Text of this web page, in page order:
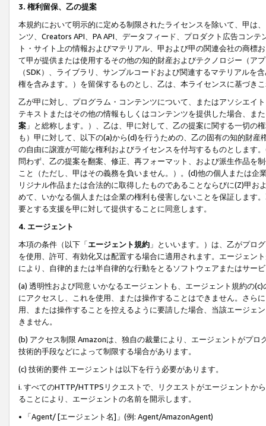
3. 権利留保、乙の提案
本規約において明示的に定める制限されたライセンスを除いて、甲は
ンツ、Creators API、PA API、データフィード、プロダクト広告コン
ト・サイト上の情報およびマテリアル、甲および甲の関連会社の商
て甲が提供または使用するその他の知的財産およびテクノロジー（ア
（SDK）、ライブラリ、サンプルコードおよび関連するマテリアル
権を含みます。）を留保するものとし、乙は、本ライセンスに基づき
乙が甲に対し、プログラム・コンテンツについて、またはアソシエイ
テキストまたはその他の情報もしくはコンテンツを提供した場合、ま
案 」と総称します。）、乙は、甲に対して、乙の提案に関する一切
も）甲に対して、以下の(a)から(d)を行うための、乙の固有の知的財
の自由に譲渡が可能な権利およびライセンスを付与するものとします
問わず、乙の提案を翻案、修正、再フォーマット、および派生作品を
こと（ただし、甲はその義務を負いません。）。(d)他の個人または
リジナル作品または合法的に取得したものであることならびに(Z)甲
めて、いかなる個人または企業の権利も侵害しないことを保証します
要とする支援を甲に対して提供することに同意します。
4. エージェント
本項の条件（以下「エージェント規約 」といいます。）は、乙がプロ
を使用、許可、有効化又は配置する場合に適用されます。エージェン
により、自律的または半自律的な行動をとるソフトウェアまたはサー
(a) 透明性および同意 いかなるエージェントも、エージェント規約の
にアクセスし、これを使用、または操作することはできません。さら
用、または操作することを控えるように要請した場合、当該エージェ
きません。
(b) アクセス制限 Amazonは、独自の裁量により、エージェントがプ
技術的手段などによって制限する場合があります。
(c) 技術的要件 エージェントは以下を行う必要があります。
i. すべてのHTTP/HTTPSリクエストで、リクエストがエージェントか
ることにより、エージェントの名前を開示します。
• 「Agent/ [エージェント名]」(例: Agent/AmazonAgent)